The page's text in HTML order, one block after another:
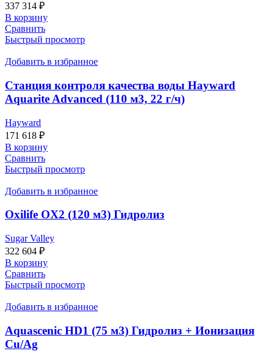
337 314 ₽
В корзину
Сравнить
Быстрый просмотр
Добавить в избранное
Станция контроля качества воды Hayward
Aquarite Advanced (110 м3, 22 г/ч)
Hayward
171 618 ₽
В корзину
Сравнить
Быстрый просмотр
Добавить в избранное
Oxilife OX2 (120 м3) Гидролиз
Sugar Valley
322 604 ₽
В корзину
Сравнить
Быстрый просмотр
Добавить в избранное
Aquascenic HD1 (75 м3) Гидролиз + Ионизация
Cu/Ag